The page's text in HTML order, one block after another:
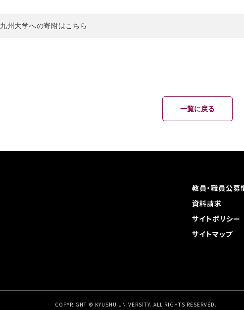
九州大学への寄附はこちら
一覧に戻る
教員・職員公募
資料請求
サイトポリシー
サイトマップ
COPYRIGHT © KYUSHU UNIVERSITY. ALL RIGHTS RESERVED.